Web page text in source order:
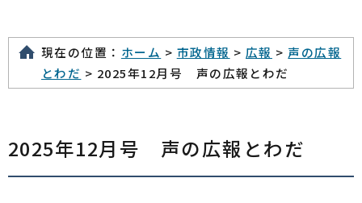
現在の位置： ホーム > 市政情報 > 広報 > 声の広報
とわだ > 2025年12月号 声の広報とわだ
2025年12月号 声の広報とわだ